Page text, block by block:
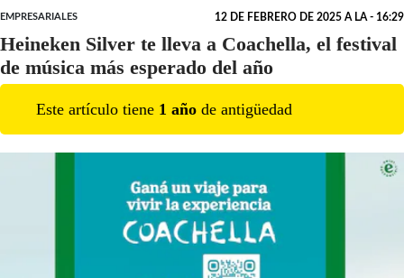
EMPRESARIALES 12 DE FEBRERO DE 2025 A LA - 16:29
Heineken Silver te lleva a Coachella, el festival
de música más esperado del año
Este artículo tiene 1 año de antigüedad